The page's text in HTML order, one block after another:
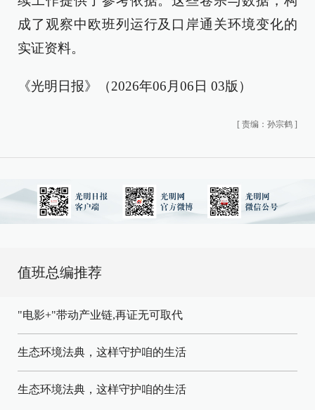
成了观察中欧班列运行及口岸通关环境变化的
实证资料。
《光明日报》（2026年06月06日 03版）
[ 责编：孙宗鹤 ]
值班总编推荐
"电影+"带动产业链,再证无可取代
生态环境法典，这样守护咱的生活
生态环境法典，这样守护咱的生活